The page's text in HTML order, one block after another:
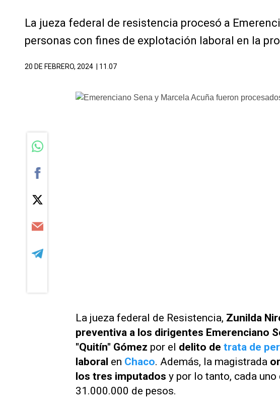
La jueza federal de resistencia procesó a
personas con fines de explotación laboral en la
20 DE FEBRERO, 2024 | 11.07
La jueza federal de Resistencia, Zunilda
preventiva a los dirigentes Emerenciano
"Quitín" Gómez por el delito de trata de
laboral en Chaco. Además, la magistrada
los tres imputados y por lo tanto, cada
31.000.000 de pesos.